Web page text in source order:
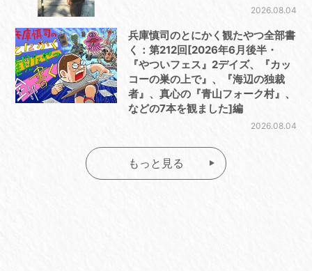
2026.08.04
兵庫慎司のとにかく観たやつ全部書
く：第212回[2026年6月後半・
『やついフェス』2デイズ、『カッ
コーの巣の上で』、『海辺の独裁
者』、真心の『青山フォーク村』、
などの7本を観ました]編
2026.08.04
もっと見る